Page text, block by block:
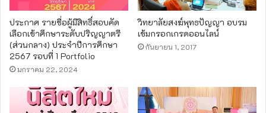
ประกาศ รายชื่อผู้มีสิทธิ์สอบคัด
เลือกเข้าศึกษาระดับปริญญาตรี
(ส่วนกลาง) ประจำปีการศึกษา
2567 รอบที่ 1 Portfolio
มกราคม 22, 2024
วิทยาลัยสงฆ์พุทธปัญญา อบรม
เข้มกรอกเกรดออนไลน์
กันยายน 1, 2017